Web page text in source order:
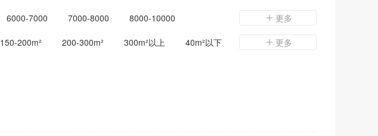
6000-7000 7000-8000
8000-10000
更多
150-200m² 200-300m² 300m²以上 40m²以下 更多